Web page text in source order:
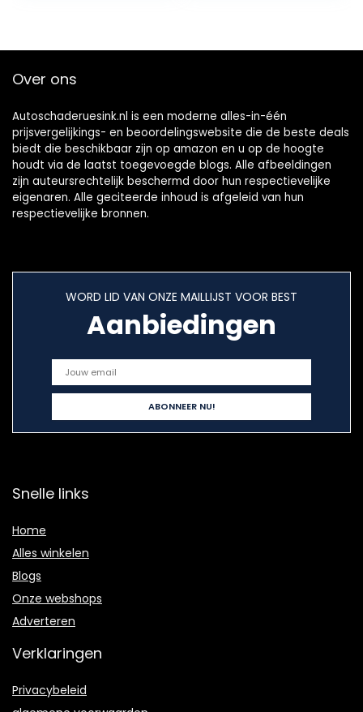
Over ons
Autoschaderuesink.nl is een moderne alles-in-één
prijsvergelijkings- en beoordelingswebsite die de beste deals
biedt die beschikbaar zijn op amazon en u op de hoogte
houdt via de laatst toegevoegde blogs. Alle afbeeldingen
zijn auteursrechtelijk beschermd door hun respectievelijke
eigenaren. Alle geciteerde inhoud is afgeleid van hun
respectievelijke bronnen.
WORD LID VAN ONZE MAILLIJST VOOR BEST
Aanbiedingen
Snelle links
Home
Alles winkelen
Blogs
Onze webshops
Adverteren
Verklaringen
Privacybeleid